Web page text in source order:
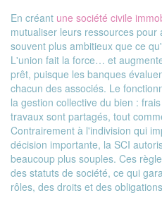
En créant une société civile
mutualiser leurs ressources pour
souvent plus ambitieux que ce
L'union fait la force… et
prêt, puisque les banques
chacun des associés. Le
la gestion collective du bien :
travaux sont partagés, tout
Contrairement à l'indivision qui
décision importante, la SCI
beaucoup plus souples. Ces
des statuts de société, ce qui
rôles, des droits et des